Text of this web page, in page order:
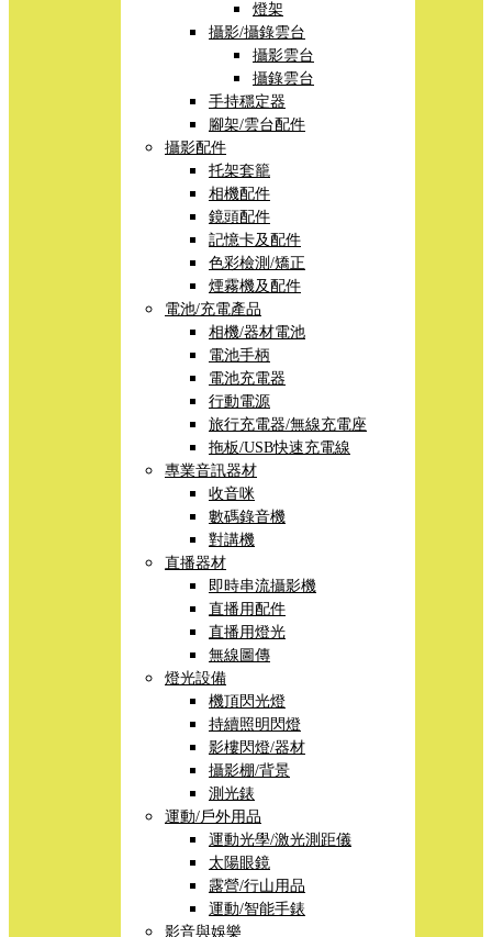
燈架
攝影/攝錄雲台
攝影雲台
攝錄雲台
手持穩定器
腳架/雲台配件
攝影配件
托架套籠
相機配件
鏡頭配件
記憶卡及配件
色彩檢測/矯正
煙霧機及配件
電池/充電產品
相機/器材電池
電池手柄
電池充電器
行動電源
旅行充電器/無線充電座
拖板/USB快速充電線
專業音訊器材
收音咪
數碼錄音機
對講機
直播器材
即時串流攝影機
直播用配件
直播用燈光
無線圖傳
燈光設備
機頂閃光燈
持續照明閃燈
影樓閃燈/器材
攝影棚/背景
測光錶
運動/戶外用品
運動光學/激光測距儀
太陽眼鏡
露營/行山用品
運動/智能手錶
影音與娛樂